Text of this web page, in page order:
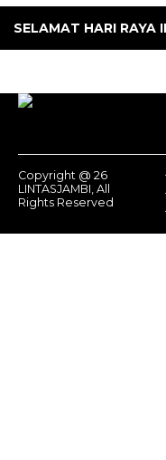
SELAMAT HARI RAYA
Copyright @ 26
LINTASJAMBI, All
Rights Reserved